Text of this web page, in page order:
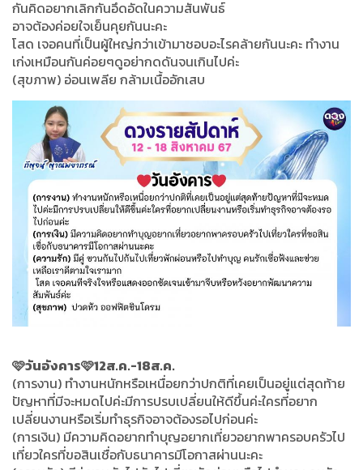
กันคิดอยากเลิกกันอึดอัดในความสันพันธ์
อาจต้องค่อยใจเย็นคุยกันนะคะ
โสด เจอคนที่เป็นผู้ใหญ่กว่าเข้ามาชอบอะไรคล้ายกันนะคะ ทำงาน
เก่งเหมือนกันค่อยๆดูอย่ากดดันจนเกินไปค่ะ
(สุขภาพ) อ่อนเพลีย กล้ามเนื้ออักเสบ
🩷วันอังคาร🩷12ส.ค.-18ส.ค.
(การงาน) ทำงานหนักหรือเหนื่อยกว่าปกติที่เคยเป็นอยู่แต่สุดท้าย
ปัญหาที่มีจะหมดไปค่ะมีการปรบเปลี่ยนให้ดีขึ้นค่ะใครที่อยาก
เปลี่ยนงานหรือเริ่มทำธุรกิจอาจต้องรอไปก่อนค่ะ
(การเงิน) มีความคิดอยากทำบุญอยากเที่ยวอยากพาครอบครัวไป
เที่ยวใครที่ขอสินเชื่อกับธนาคารมีโอกาสผ่านนะคะ